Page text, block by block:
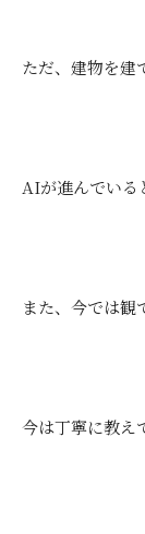
ただ、建物を建
AIが進んでいる
また、今では観
今は丁寧に教え